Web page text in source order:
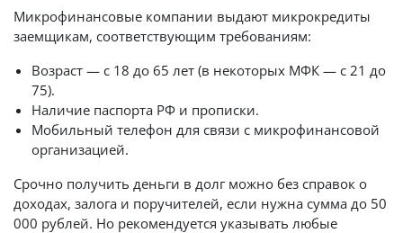
Микрофинансовые компании выдают микрокредиты
заемщикам, соответствующим требованиям:
Возраст — с 18 до 65 лет (в некоторых МФК — с 21 до
75).
Наличие паспорта РФ и прописки.
Мобильный телефон для связи с микрофинансовой
организацией.
Срочно получить деньги в долг можно без справок о
доходах, залога и поручителей, если нужна сумма до 50
000 рублей. Но рекомендуется указывать любые